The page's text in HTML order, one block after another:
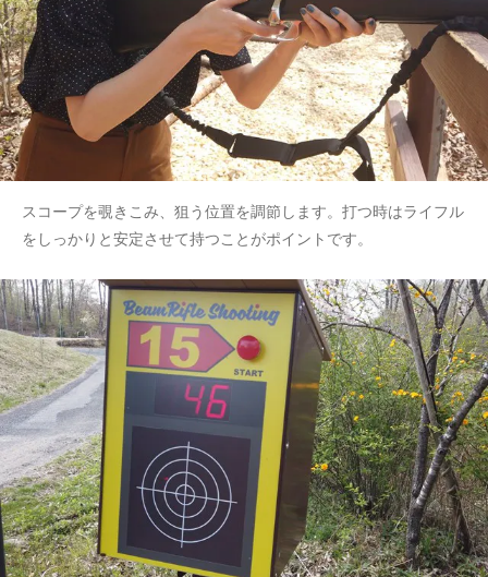
スコープを覗きこみ、狙う位置を調節します。打つ時はライフル
をしっかりと安定させて持つことがポイントです。